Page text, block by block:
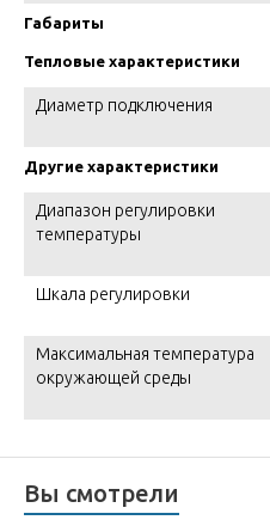
Габариты
Тепловые характеристики
Диаметр подключения
Другие характеристики
Диапазон регулировки
температуры
Шкала регулировки
Максимальная температура
окружающей среды
Вы смотрели